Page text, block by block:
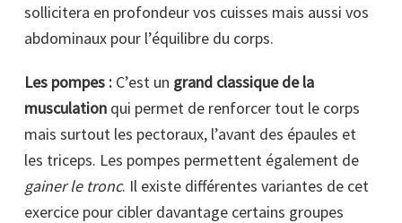
sollicitera en profondeur vos cuisses mais aussi vos
abdominaux pour l’équilibre du corps.
Les pompes : C’est un grand classique de la
musculation qui permet de renforcer tout le corps
mais surtout les pectoraux, l’avant des épaules et
les triceps. Les pompes permettent également de
gainer le tronc. Il existe différentes variantes de cet
exercice pour cibler davantage certains groupes